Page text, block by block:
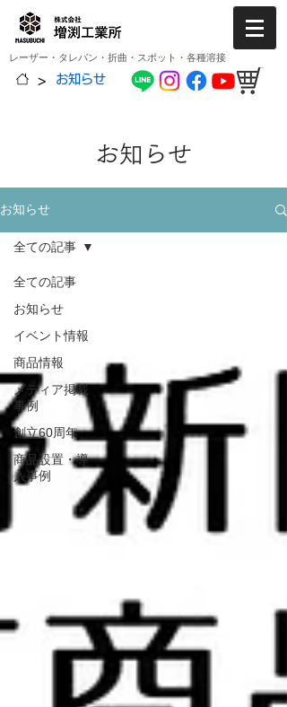
レーザー・タレパン・折曲・スポット・各種溶接
> お知らせ
お知らせ
お知らせ
全ての記事
お知らせ
イベント情報
商品情報
メディア掲載
事例
創立60周年
商品設置・導
入事例
全ての記事